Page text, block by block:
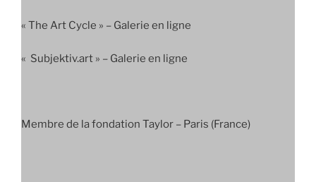
« The Art Cycle » – Galerie en ligne
« Subjektiv.art » – Galerie en ligne
Membre de la fondation Taylor – Paris (France)